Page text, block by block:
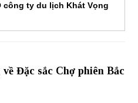
công ty du lịch Khát Vọng
Đặc sắc Chợ phiên Bắc